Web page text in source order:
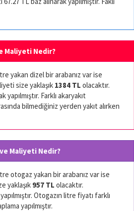
Maliyeti Nedir?
yakan dizel bir arabanız var ise
size yaklaşık 1384 TL olacaktır.
Farklı akaryakıt
bilmediğiniz yerden yakıt alırken
Maliyeti Nedir?
otogaz yakan bir arabanız var ise
yaklaşık 957 TL olacaktır.
Otogazın litre fiyatı farklı
yapılmıştır.